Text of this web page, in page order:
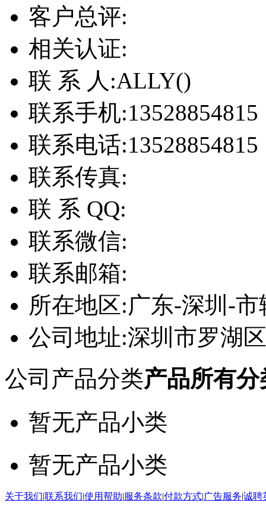
客户总评:
相关认证:
联 系 人:ALLY()
联系手机:13528854815
联系电话:13528854815
联系传真:
联 系 QQ:
联系微信:
联系邮箱:
所在地区:广东-深圳-市
公司地址:深圳市罗湖
公司产品分类产品所有分
暂无产品小类
暂无产品小类
关于我们|联系我们|使用帮助|服务条款|付款方式|广告服务|诚聘